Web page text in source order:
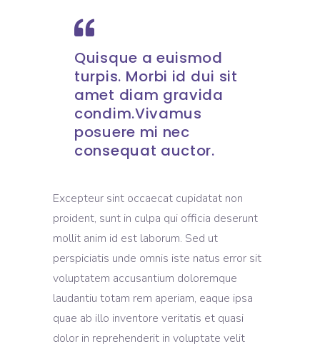
Quisque a euismod
turpis. Morbi id dui sit
amet diam gravida
condim.Vivamus
posuere mi nec
consequat auctor.
Excepteur sint occaecat cupidatat non
proident, sunt in culpa qui officia deserunt
mollit anim id est laborum. Sed ut
perspiciatis unde omnis iste natus error sit
voluptatem accusantium doloremque
laudantiu totam rem aperiam, eaque ipsa
quae ab illo inventore veritatis et quasi
dolor in reprehenderit in voluptate velit